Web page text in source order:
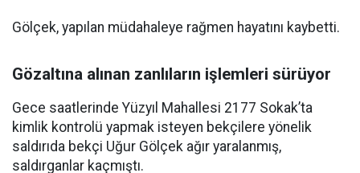
Gölçek, yapılan müdahaleye rağmen hayatını kaybetti.
Gözaltına alınan zanlıların işlemleri sürüyor
Gece saatlerinde Yüzyıl Mahallesi 2177 Sokak’ta
kimlik kontrolü yapmak isteyen bekçilere yönelik
saldırıda bekçi Uğur Gölçek ağır yaralanmış,
saldırganlar kaçmıştı.